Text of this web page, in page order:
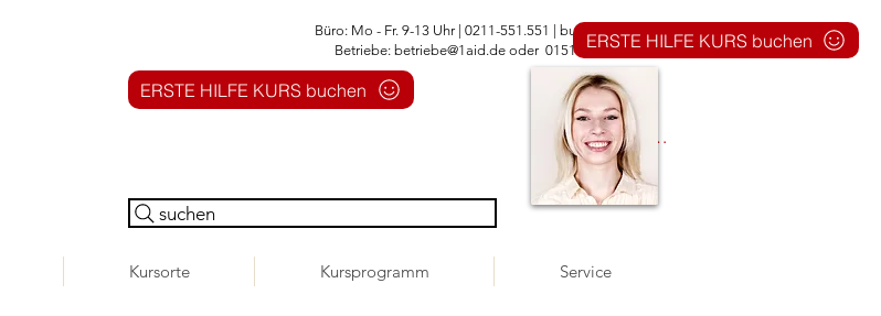
ERSTE HILFE KURS buchen
Büro: Mo - Fr. 9-13 Uhr | 0211-551.551 | buero@1aid.de
Betriebe: betriebe@1aid.de oder 0151 - 744 555 51
ERSTE HILFE KURS buchen
Anmelden
suchen
Kursorte Kursprogramm Service